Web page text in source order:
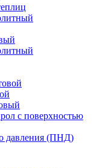
с поверхностью
давления (ПНД)